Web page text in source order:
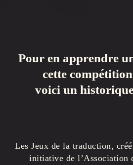
Pour en apprendre
cette
voici un
Les Jeux de la traduction,
initiative de l’Association